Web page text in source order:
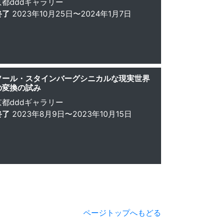
都dddギャラリー
了 2023年10月25日〜2024年1月7日
ール・スタインバーグシニカルな現実世界
変換の試み
都dddギャラリー
了 2023年8月9日〜2023年10月15日
ページトップへもどる